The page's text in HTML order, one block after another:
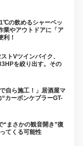
の飲めるシャーベッ
業やアウトドアに「ア
利！
トVツインバイク、
を絞り出す。その
自ら施工！」居酒屋マ
カーボンケブラーGT-
“まさかの観音開き”復
てくる可能性